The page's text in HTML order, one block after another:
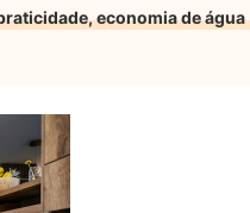
Louças?
Lava-Louças?
Louças?
Louças?
economia de água